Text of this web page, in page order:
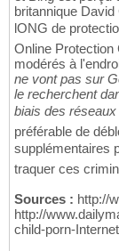
britannique
lONG de
Online Protection
modérés à
ne vont pas sur
le recherchent
biais des réseaux
préférable de
supplémentaires
traquer ces
Sources : http://
http://
child-porn-